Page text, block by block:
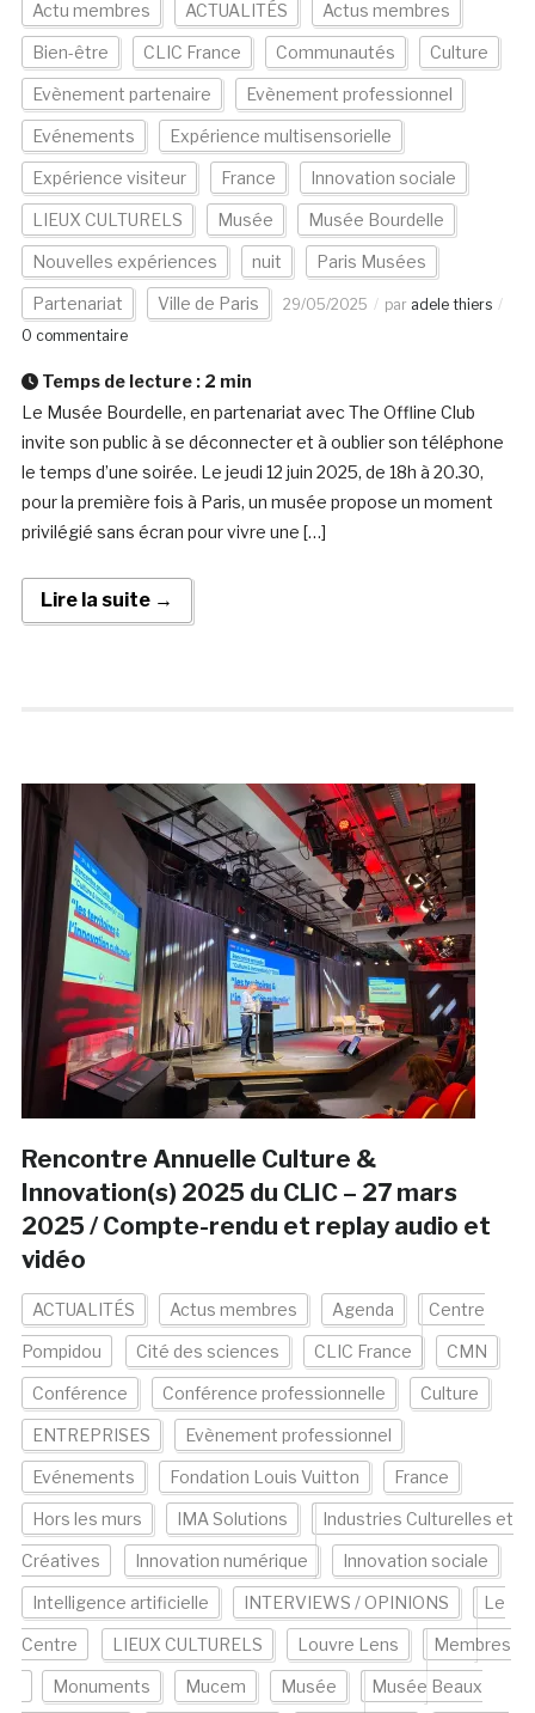
Actu membres ACTUALITÉS Actus membres
Bien-être CLIC France Communautés Culture
Evènement partenaire Evènement professionnel
Evénements Expérience multisensorielle
Expérience visiteur France Innovation sociale
LIEUX CULTURELS Musée Musée Bourdelle
Nouvelles expériences nuit Paris Musées
Partenariat Ville de Paris 29/05/2025 par adele thiers
0 commentaire
Temps de lecture : 2 min
Le Musée Bourdelle, en partenariat avec The Offline Club
invite son public à se déconnecter et à oublier son téléphone
le temps d’une soirée. Le jeudi 12 juin 2025, de 18h à 20.30,
pour la première fois à Paris, un musée propose un moment
privilégié sans écran pour vivre une […]
Lire la suite →
Rencontre Annuelle Culture &
Innovation(s) 2025 du CLIC – 27 mars
2025 / Compte-rendu et replay audio et
vidéo
ACTUALITÉS Actus membres Agenda Centre
Pompidou Cité des sciences CLIC France CMN
Conférence Conférence professionnelle Culture
ENTREPRISES Evènement professionnel
Evénements Fondation Louis Vuitton France
Hors les murs IMA Solutions Industries Culturelles et
Créatives Innovation numérique Innovation sociale
Intelligence artificielle INTERVIEWS / OPINIONS Le
Centre LIEUX CULTURELS Louvre Lens Membres
Monuments Mucem Musée Musée Beaux